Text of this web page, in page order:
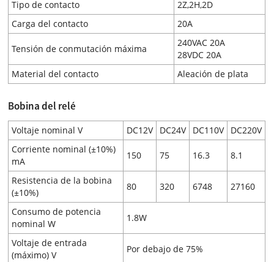
Tipo de contacto
2Z,2H,2D
Carga del contacto
20A
Tensión de conmutación máxima
240VAC 20A
28VDC 20A
Material del contacto
Aleación de plata
Bobina del relé
Voltaje nominal V DC12V DC24V DC110V
DC220V
Corriente nominal (±10%)
mA
150 75 16.3 8.1
Resistencia de la bobina
(±10%)
80 320 6748 27160
Consumo de potencia
nominal W
1.8W
Voltaje de entrada
(máximo) V
Por debajo de 75%